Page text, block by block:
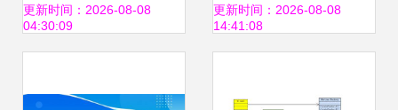
图绘制设计软件v5
更新时间：2026-08-08
04:30:09
设计的专业之选
更新时间：2026-08-08
14:41:08